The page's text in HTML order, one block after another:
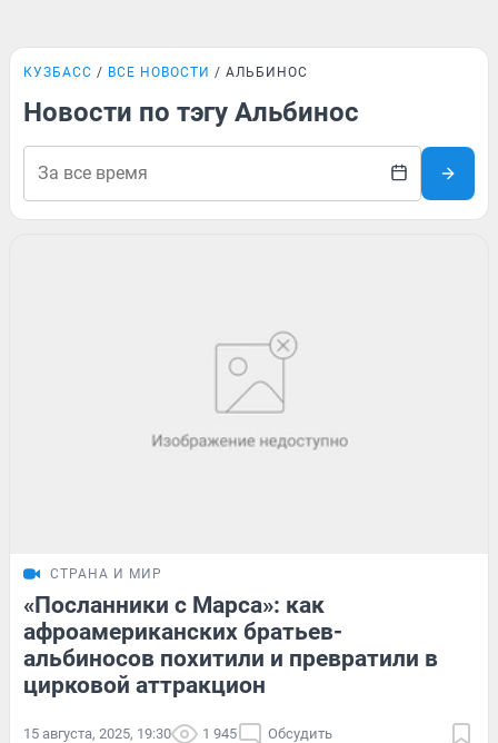
КУЗБАСС ВСЕ НОВОСТИ АЛЬБИНОС
Новости по тэгу Альбинос
СТРАНА И МИР
«Посланники с Марса»: как
афроамериканских братьев-
альбиносов похитили и превратили в
цирковой аттракцион
15 августа, 2025, 19:30 1 945 Обсудить